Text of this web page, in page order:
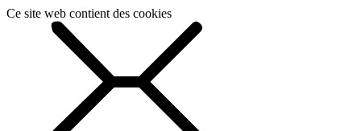
Ce site web contient des cookies